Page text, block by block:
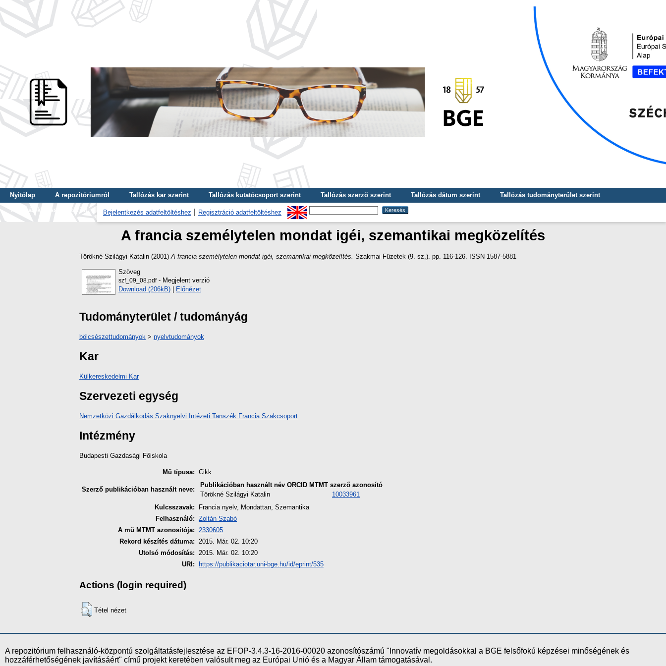
Nyitólap A repozitóriumról Tallózás kar szerint Tallózás kutatócsoport szerint Tallózás szerző szerint Tallózás dátum szerint
Tallózás tudományterület szerint
Tallózás kulcsszó szerint
Bejelentkezés adatfeltöltéshez Regisztráció adatfeltöltéshez
A francia személytelen mondat igéi, szemantikai megközelítés
Törökné Szilágyi Katalin (2001) A francia személytelen mondat igéi, szemantikai megközelítés. Szakmai Füzetek (9. sz,). pp. 116-126. ISSN 1587-5881
Szöveg
szf_09_08.pdf- Megjelent verzió
Download (206kB) | Előnézet
Tudományterület / tudományág
bölcsészettudományok > nyelvtudományok
Kar
Külkereskedelmi Kar
Szervezeti egység
Nemzetközi Gazdálkodás Szaknyelvi Intézeti Tanszék Francia Szakcsoport
Intézmény
Budapesti Gazdasági Főiskola
Mű típusa: Cikk
Szerző publikációban használt neve:
Publikációban használt név ORCID MTMT szerző azonosító
Törökné Szilágyi Katalin
10033961
Kulcsszavak:
Francia nyelv, Mondattan, Szemantika
Felhasználó: Zoltán Szabó
A mű MTMT azonosítója: 2330605
Rekord készítés dátuma: 2015. Már. 02. 10:20
Utolsó módosítás: 2015. Már. 02. 10:20
URI:
https://publikaciotar.uni-bge.hu/id/eprint/535
Actions (login required)
Tétel nézet
A repozitórium felhasználó-központú szolgáltatásfejlesztése az EFOP-3.4.3-16-2016-00020 azonosítószámú "Innovatív megoldásokkal a BGE felsőfokú képzései minőségének és
hozzáférhetőségének javításáért" című projekt keretében valósult meg az Európai Unió és a Magyar Állam támogatásával.